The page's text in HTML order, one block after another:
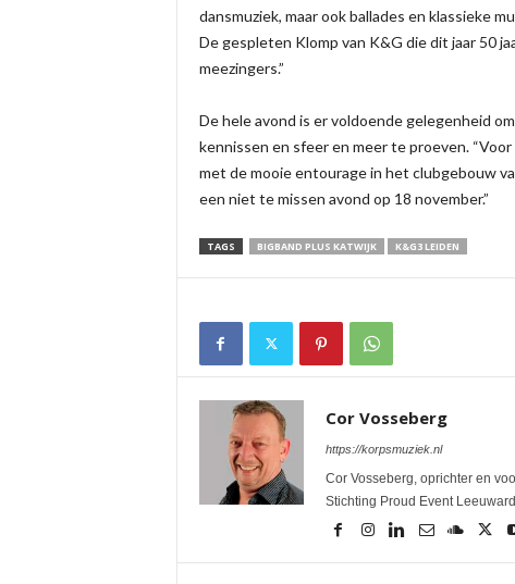
dansmuziek, maar ook ballades en klassieke
De gespleten Klomp van K&G die dit jaar 50
meezingers.”
De hele avond is er voldoende gelegenheid
kennissen en sfeer en meer te proeven.
met de mooie entourage in het clubgebouw
een niet te missen avond op 18 november.”
TAGS BIGBAND PLUS KATWIJK K&G3 LEIDEN
Cor Vosseberg
https://korpsmuziek.nl
Cor Vosseberg, oprichter en
Stichting Proud Event